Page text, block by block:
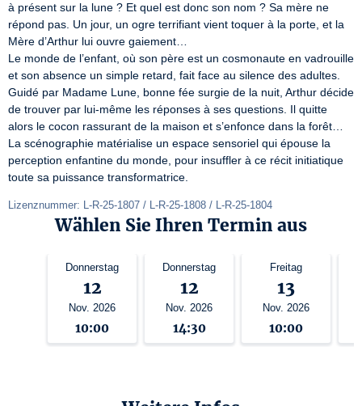
à présent sur la lune ? Et quel est donc son nom ? Sa mère ne
répond pas. Un jour, un ogre terrifiant vient toquer à la porte, et la
Mère d’Arthur lui ouvre gaiement…
Le monde de l’enfant, où son père est un cosmonaute en vadrouille
et son absence un simple retard, fait face au silence des adultes.
Guidé par Madame Lune, bonne fée surgie de la nuit, Arthur décide
de trouver par lui-même les réponses à ses questions. Il quitte
alors le cocon rassurant de la maison et s’enfonce dans la forêt…
La scénographie matérialise un espace sensoriel qui épouse la
perception enfantine du monde, pour insuffler à ce récit initiatique
toute sa puissance transformatrice.
Lizenznummer: L-R-25-1807 / L-R-25-1808 / L-R-25-1804
Wählen Sie Ihren Termin aus
Donnerstag
12
Nov. 2026
10:00
Donnerstag
12
Nov. 2026
14:30
Freitag
13
Nov. 2026
10:00